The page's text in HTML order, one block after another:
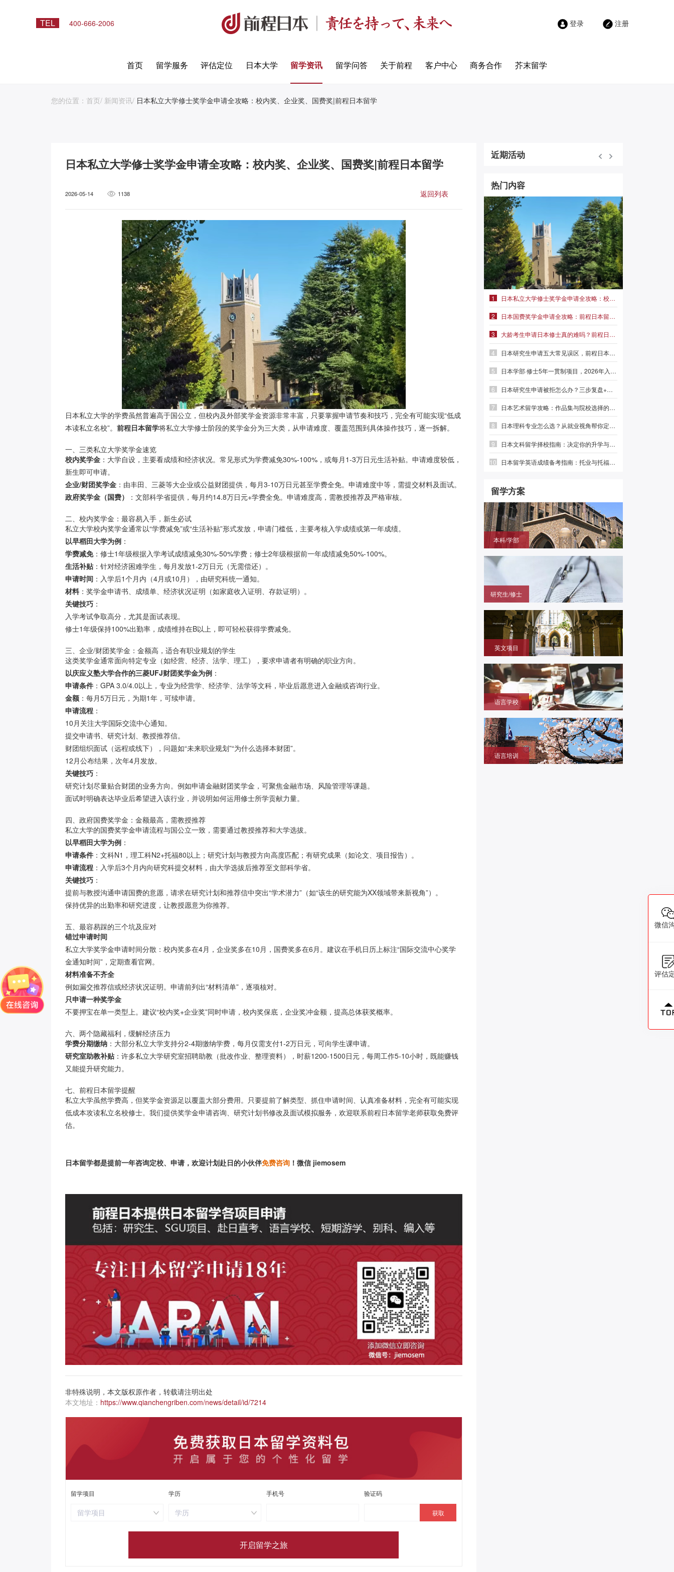
TEL 400-666-2006 登录 注册
首页 留学服务 评估定位 日本大学 留学资讯 留学问答 关于前程 客户中心 商务合作 芥末留学
您的位置： 首页/ 新闻资讯/ 日本私立大学修士奖学金申请全攻略：校内奖、企业奖、国费奖|前程日本留学
日本私立大学修士奖学金申请全攻略：校内奖、企业奖、国费奖|前程日本留学
2026-05-14 1138 返回列表
日本私立大学的学费虽然普遍高于国公立，但校内及外部奖学金资源非常丰富，只要掌握申请节奏和技巧，完全有可能实现“低成
本读私立名校”。 前程日本留学将私立大学修士阶段的奖学金分为三大类，从申请难度、覆盖范围到具体操作技巧，逐一拆解。
一、三类私立大学奖学金速览
校内奖学金 ：大学自设，主要看成绩和经济状况。常见形式为学费减免30%-100%，或每月1-3万日元生活补贴。申请难度较低，
新生即可申请。
企业/财团奖学金 ：由丰田、三菱等大企业或公益财团提供，每月3-10万日元甚至学费全免。申请难度中等，需提交材料及面试。
政府奖学金（国费）
：文部科学省提供，每月约14.8万日元+学费全免。申请难度高，需教授推荐及严格审核。
二、校内奖学金：最容易入手，新生必试
私立大学校内奖学金通常以“学费减免”或“生活补贴”形式发放，申请门槛低，主要考核入学成绩或第一年成绩。
以早稻田大学为例 ：
学费减免：修士1年级根据入学考试成绩减免30%-50%学费；修士2年级根据前一年成绩减免50%-100%。
生活补贴：针对经济困难学生，每月发放1-2万日元（无需偿还）。
申请时间 ：入学后1个月内（4月或10月），由研究科统一通知。
材料 ：奖学金申请书、成绩单、经济状况证明（如家庭收入证明、存款证明）。
关键技巧 ：
入学考试争取高分，尤其是面试表现。
修士1年级保持100%出勤率，成绩维持在B以上，即可轻松获得学费减免。
三、企业/财团奖学金：金额高，适合有职业规划的学生
这类奖学金通常面向特定专业（如经营、经济、法学、理工），要求申请者有明确的职业方向。
以庆应义塾大学合作的三菱UFJ财团奖学金为例 ：
申请条件 ：GPA 3.0/4.0以上，专业为经营学、经济学、法学等文科，毕业后愿意进入金融或咨询行业。
金额 ：每月5万日元，为期1年，可续申请。
申请流程 ：
10月关注大学国际交流中心通知。
提交申请书、研究计划、教授推荐信。
财团组织面试（远程或线下），问题如“未来职业规划”“为什么选择本财团”。
12月公布结果，次年4月发放。
关键技巧 ：
研究计划尽量贴合财团的业务方向。例如申请金融财团奖学金，可聚焦金融市场、风险管理等课题。
面试时明确表达毕业后希望进入该行业，并说明如何运用修士所学贡献力量。
四、政府国费奖学金：金额最高，需教授推荐
私立大学的国费奖学金申请流程与国公立一致，需要通过教授推荐和大学选拔。
以早稻田大学为例 ：
申请条件 ：文科N1，理工科N2+托福80以上；研究计划与教授方向高度匹配；有研究成果（如论文、项目报告）。
申请流程 ：入学后3个月内向研究科提交材料，由大学选拔后推荐至文部科学省。
关键技巧 ：
提前与教授沟通申请国费的意愿，请求在研究计划和推荐信中突出“学术潜力”（如“该生的研究能为XX领域带来新视角”）。
保持优异的出勤率和研究进度，让教授愿意为你推荐。
五、最容易踩的三个坑及应对
错过申请时间
私立大学奖学金申请时间分散：校内奖多在4月，企业奖多在10月，国费奖多在6月。建议在手机日历上标注“国际交流中心奖学
金通知时间”，定期查看官网。
材料准备不齐全
例如漏交推荐信或经济状况证明。申请前列出“材料清单”，逐项核对。
只申请一种奖学金
不要押宝在单一类型上。建议“校内奖+企业奖”同时申请，校内奖保底，企业奖冲金额，提高总体获奖概率。
六、两个隐藏福利，缓解经济压力
学费分期缴纳 ：大部分私立大学支持分2-4期缴纳学费，每月仅需支付1-2万日元，可向学生课申请。
研究室助教补贴：许多私立大学研究室招聘助教（批改作业、整理资料），时薪1200-1500日元，每周工作5-10小时，既能赚钱
又能提升研究能力。
七、前程日本留学提醒
私立大学虽然学费高，但奖学金资源足以覆盖大部分费用。只要提前了解类型、抓住申请时间、认真准备材料，完全有可能实现
低成本攻读私立名校修士。我们提供奖学金申请咨询、研究计划书修改及面试模拟服务，欢迎联系前程日本留学老师获取免费评
估。
日本留学都是提前一年咨询定校、申请，欢迎计划赴日的小伙伴免费咨询 ！微信 jiemosem
非特殊说明，本文版权原作者，转载请注明出处
本文地址： https://www.qianchengriben.com/news/detail/id/7214
留学项目
留学项目
学历
学历
手机号 验证码
近期活动
热门内容
1 日本私立大学修士奖学金申请全攻略：校内奖、企业奖、国费奖|前程日本留学
2 日本国费奖学金申请全攻略：前程日本留学帮你理清流程
3 大龄考生申请日本修士真的难吗？前程日本留学
4 日本研究生申请五大常见误区，前程日本留学帮你避开弯路
5 日本学部·修士5年一贯制项目，2026年入学可提前1年获得硕士学位
6 日本研究生申请被拒怎么办？三步复盘+两个补救方案|前程日本留学
7 日本艺术留学攻略：作品集与院校选择的实战指南|前程日本留学
8 日本理科专业怎么选？从就业视角帮你定向|前程日本留学
9 日本文科留学择校指南：决定你的升学与就业价值|前程日本留学
10 日本留学英语成绩备考指南：托业与托福怎么选？前程日本留学
留学方案
本科/学部
申请目标大学
研究生/修士
研究科就读的offer
英文项目
本大学学部/修士/博士课程
语言学校
学考试过渡阶段
语言培训
微信
评估